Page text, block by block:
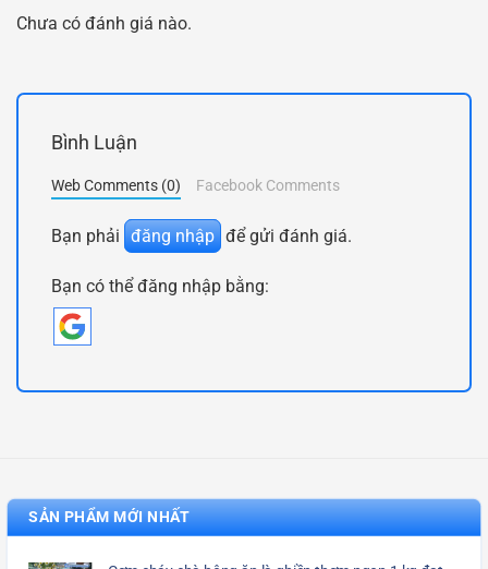
Chưa có đánh giá nào.
Bình Luận
Web Comments (0) Facebook Comments
Bạn phải đăng nhập để gửi đánh giá.
Bạn có thể đăng nhập bằng:
SẢN PHẨM MỚI NHẤT